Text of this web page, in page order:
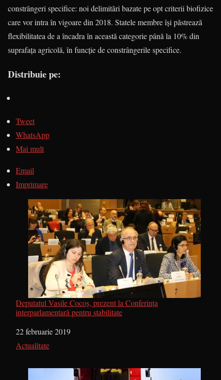
constrângeri specifice: noi delimitări bazate pe opt cri­terii biofizice
care vor intra în vigoare din 2018. Statele membre își păstrează
fle­xi­­bilitatea de a încadra în această cate­go­rie până la 10% din
suprafața agri­co­lă, în funcție de constrângerile speci­fice.
Distribuie pe:
Tweet
WhatsApp
Mai mult
Email
Imprimare
Deputatul Vasile Cocoș, prezent la Conferința
interparlamentară pentru stabilitate
Dată
22 februarie 2019
În legătură cu
Actualitate